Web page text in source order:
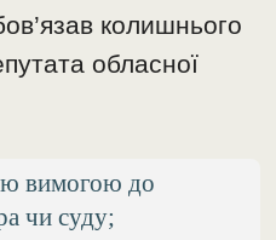
колишнього
обласної
вимогою до
чи суду;